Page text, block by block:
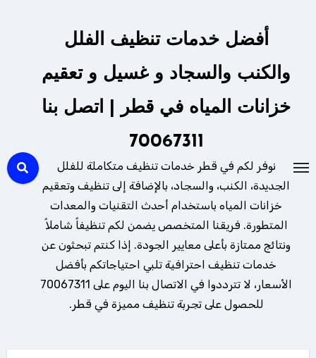
أفضل خدمات تنظيف الفلل
والكنب والسجاد و غسيل و تعقيم
خزانات المياه في قطر | اتصل بنا
70067311
نوفر لكم في قطر خدمات تنظيف متكاملة للفلل
الجديدة، الكنب، والسجاد، بالإضافة إلى تنظيف وتعقيم
خزانات المياه باستخدام أحدث التقنيات والمعدات
المتطورة. فريقنا المتخصص يضمن لكم تنظيفاً شاملاً
ونتائج ممتازة بأعلى معايير الجودة. إذا كنتم تبحثون عن
خدمات تنظيف احترافية تلبي احتياجاتكم بأفضل
الأسعار، لا تترددوا في الاتصال بنا اليوم على 70067311
للحصول على تجربة تنظيف مميزة في قطر.